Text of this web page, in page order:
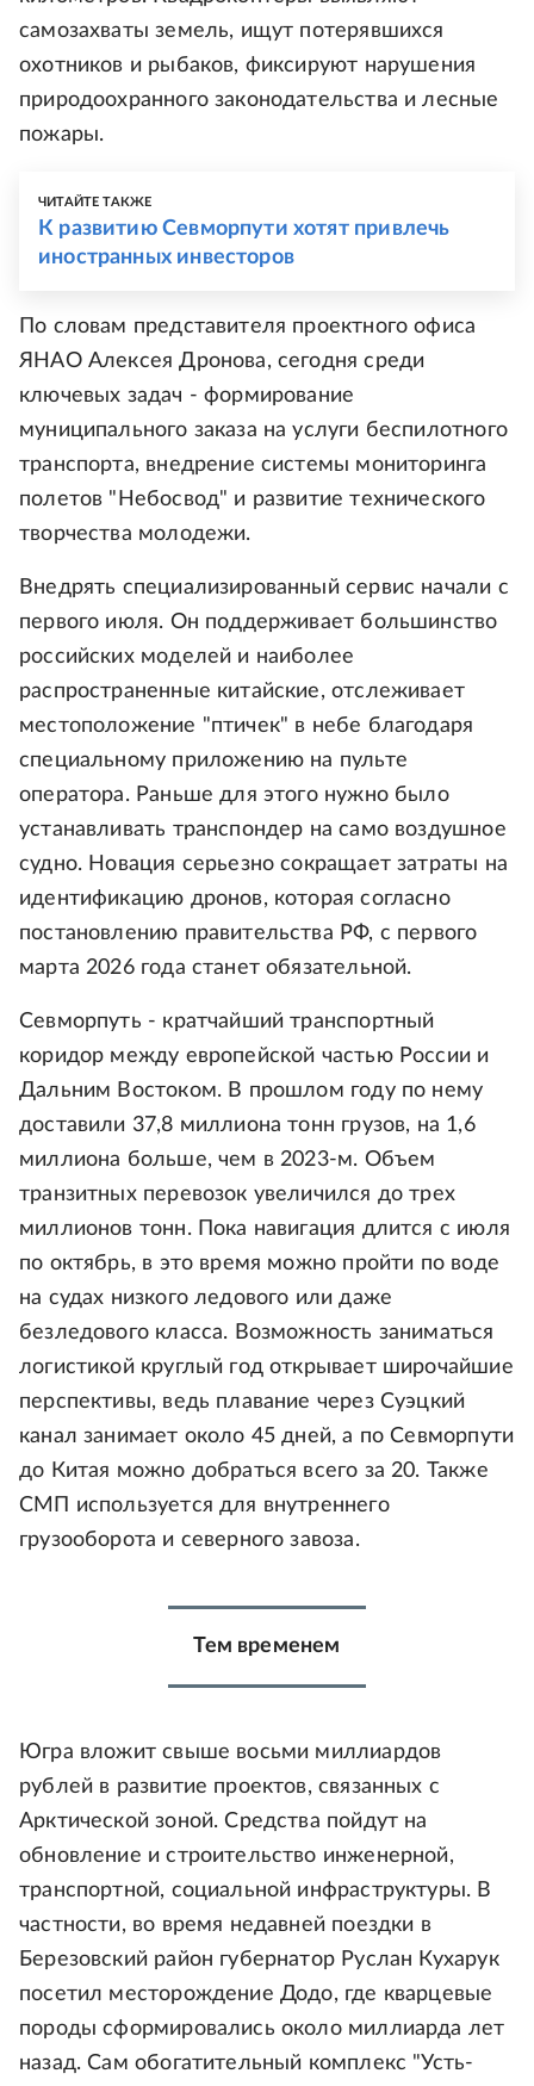
самозахваты земель, ищут потерявшихся
охотников и рыбаков, фиксируют нарушения
природоохранного законодательства и лесные
пожары.
ЧИТАЙТЕ ТАКЖЕ
К развитию Севморпути хотят привлечь
иностранных инвесторов
По словам представителя проектного офиса
ЯНАО Алексея Дронова, сегодня среди
ключевых задач - формирование
муниципального заказа на услуги беспилотного
транспорта, внедрение системы мониторинга
полетов "Небосвод" и развитие технического
творчества молодежи.
Внедрять специализированный сервис начали с
первого июля. Он поддерживает большинство
российских моделей и наиболее
распространенные китайские, отслеживает
местоположение "птичек" в небе благодаря
специальному приложению на пульте
оператора. Раньше для этого нужно было
устанавливать транспондер на само воздушное
судно. Новация серьезно сокращает затраты на
идентификацию дронов, которая согласно
постановлению правительства РФ, с первого
марта 2026 года станет обязательной.
Севморпуть - кратчайший транспортный
коридор между европейской частью России и
Дальним Востоком. В прошлом году по нему
доставили 37,8 миллиона тонн грузов, на 1,6
миллиона больше, чем в 2023-м. Объем
транзитных перевозок увеличился до трех
миллионов тонн. Пока навигация длится с июля
по октябрь, в это время можно пройти по воде
на судах низкого ледового или даже
безледового класса. Возможность заниматься
логистикой круглый год открывает широчайшие
перспективы, ведь плавание через Суэцкий
канал занимает около 45 дней, а по Севморпути
до Китая можно добраться всего за 20. Также
СМП используется для внутреннего
грузооборота и северного завоза.
Тем временем
Югра вложит свыше восьми миллиардов
рублей в развитие проектов, связанных с
Арктической зоной. Средства пойдут на
обновление и строительство инженерной,
транспортной, социальной инфраструктуры. В
частности, во время недавней поездки в
Березовский район губернатор Руслан Кухарук
посетил месторождение Додо, где кварцевые
породы сформировались около миллиарда лет
назад. Сам обогатительный комплекс "Усть-